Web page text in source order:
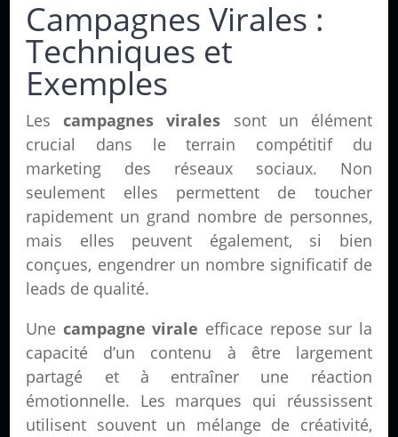
Campagnes Virales :
Techniques et
Exemples
Lescampagnes virales sont un élément
crucial dans le terrain compétitif du
marketing des réseaux sociaux. Non
seulement elles permettent de toucher
rapidement un grand nombre de personnes,
mais elles peuvent également, si bien
conçues, engendrer un nombre significatif de
leads de qualité.
Une campagne virale efficace repose sur la
capacité d’un contenu à être largement
partagé et à entraîner une réaction
émotionnelle. Les marques qui réussissent
utilisent souvent un mélange de créativité,